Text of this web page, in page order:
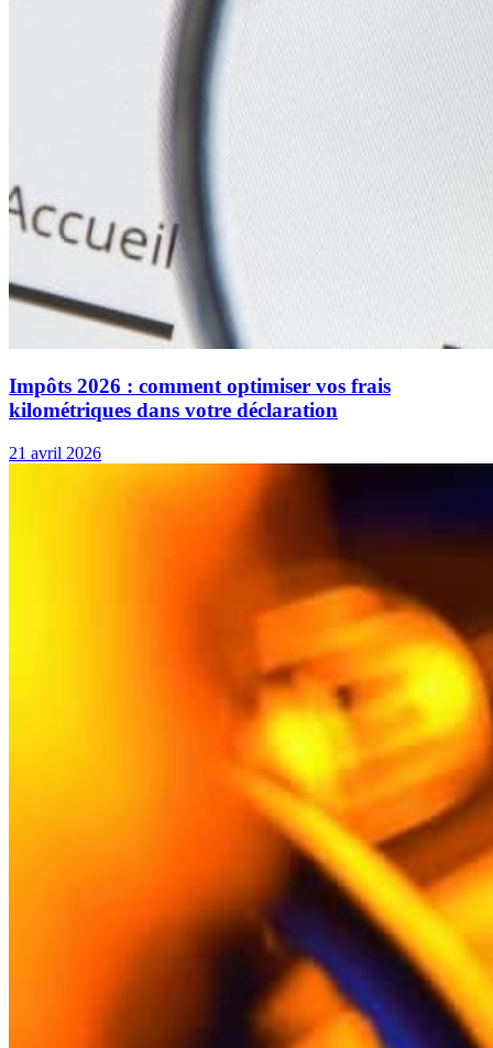
Impôts 2026 : comment optimiser vos frais
kilométriques dans votre déclaration
21 avril 2026